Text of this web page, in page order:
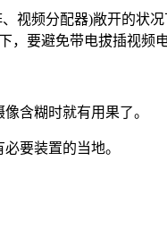
视频分配器)敞开的状
要避免带电拔插视频电
含糊时就有用果了。
要装置的当地。